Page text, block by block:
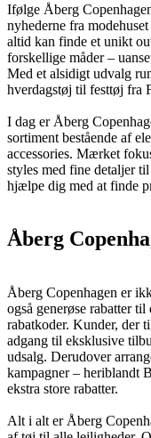
Ifølge Åberg
nyhederne fra
altid kan finde et unikt
forskellige måder –
Med et alsidigt udvalg
hverdagstøj til festtøj fra
I dag er Åberg
sortiment bestående af
accessories. Mærket
styles med fine detaljer
hjælpe dig med at finde
Åberg
Åberg Copenhagen er
også generøse rabatter
rabatkoder. Kunder, der
adgang til eksklusive
udsalg. Derudover
kampagner – heriblandt
ekstra store rabatter.
Alt i alt er Åberg